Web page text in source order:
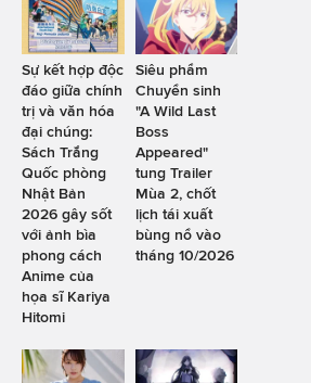
Sự kết hợp độc
đáo giữa chính
trị và văn hóa
đại chúng:
Sách Trắng
Quốc phòng
Nhật Bản
2026 gây sốt
với ảnh bìa
phong cách
Anime của
họa sĩ Kariya
Hitomi
Siêu phẩm
Chuyển sinh
"A Wild Last
Boss
Appeared"
tung Trailer
Mùa 2, chốt
lịch tái xuất
bùng nổ vào
tháng 10/2026